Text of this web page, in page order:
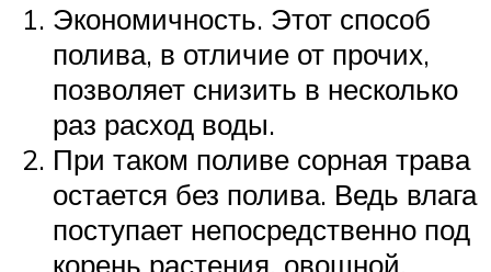
Экономичность. Этот способ
полива, в отличие от прочих,
позволяет снизить в несколько
раз расход воды.
При таком поливе сорная трава
остается без полива. Ведь влага
поступает непосредственно под
корень растения, овощной,